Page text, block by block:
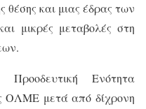
και μιας έδρας των
μεταβολές στη
Ενότητα
ΟΛΜΕ μετά από δίχρονη